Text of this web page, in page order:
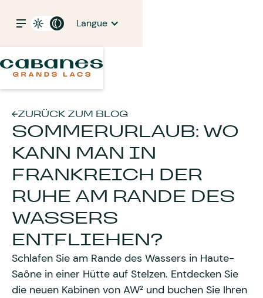
Langue
ZURÜCK ZUM BLOG
SOMMERURLAUB: WO
KANN MAN IN
FRANKREICH DER
RUHE AM RANDE DES
WASSERS
ENTFLIEHEN?
Schlafen Sie am Rande des Wassers in Haute-
Saône in einer Hütte auf Stelzen. Entdecken Sie
die neuen Kabinen von AW² und buchen Sie Ihren